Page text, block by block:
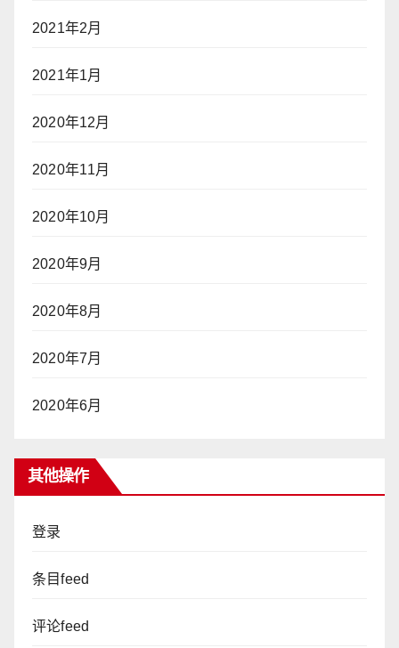
2021年2月
2021年1月
2020年12月
2020年11月
2020年10月
2020年9月
2020年8月
2020年7月
2020年6月
其他操作
登录
条目feed
评论feed